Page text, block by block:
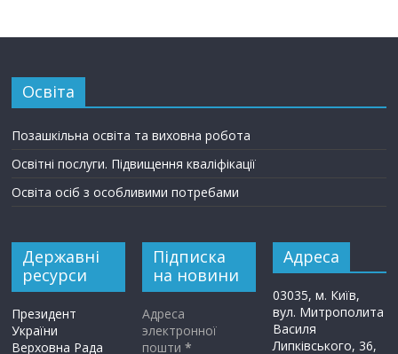
Освіта
Позашкільна освіта та виховна робота
Освітні послуги. Підвищення кваліфікації
Освіта осіб з особливими потребами
Державні
ресурси
Президент
України
Верховна Рада
Підписка
на новини
Адреса
электронної
пошти*
Адреса
03035, м. Київ,
вул. Митрополита
Василя
Липківського, 36,